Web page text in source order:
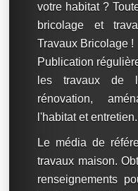
votre habitat ?
bricolage et
Travaux Bricolage !
Publication
les travaux de
rénovation,
l'habitat et entretien.
Le média de
travaux maison.
renseignements